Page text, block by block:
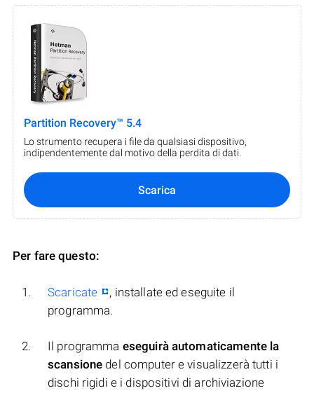
Partition Recovery™ 5.4
Lo strumento recupera i file da qualsiasi dispositivo,
indipendentemente dal motivo della perdita di dati.
Scarica
Per fare questo:
Scaricate
, installate ed eseguite il
programma.
Il programma eseguirà automaticamente la
scansione del computer e visualizzerà tutti i
dischi rigidi e i dispositivi di archiviazione